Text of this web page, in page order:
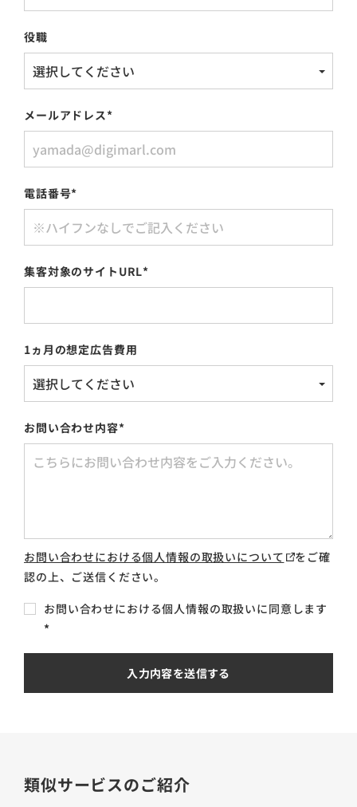
役職
メールアドレス*
電話番号*
集客対象のサイトURL*
1ヵ月の想定広告費用
お問い合わせ内容*
お問い合わせにおける個人情報の取扱いについて
をご確
認の上、ご送信ください。
お問い合わせにおける個人情報の取扱いに同意します
*
類似サービスのご紹介